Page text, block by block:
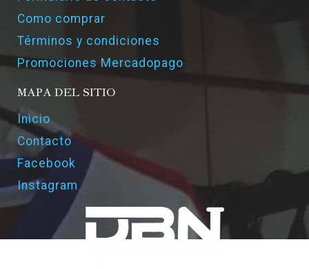
Como comprar
Términos y condiciones
Promociones Mercadopago
MAPA DEL SITIO
Inicio
Contacto
Facebook
Instagram